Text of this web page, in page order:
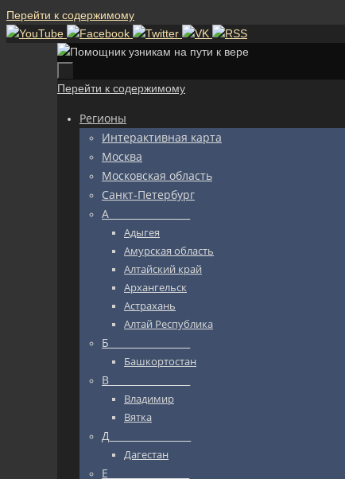
Перейти к содержимому
Перейти к содержимому
Регионы
Интерактивная карта
Москва
Московская область
Санкт-Петербург
А_________________
Адыгея
Амурская область
Алтайский край
Архангельск
Астрахань
Алтай Республика
Б_________________
Башкортостан
В_________________
Владимир
Вятка
Д_________________
Дагестан
Е_________________